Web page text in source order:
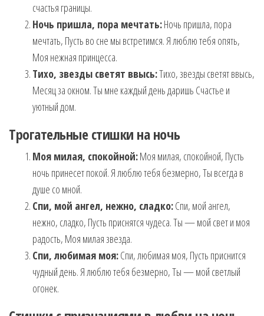
счастья границы.
Ночь пришла, пора мечтать:Ночь пришла, пора
мечтать, Пусть во сне мы встретимся. Я люблю тебя опять,
Моя нежная принцесса.
Тихо, звезды светят ввысь:Тихо, звезды светят ввысь,
Месяц за окном. Ты мне каждый день даришь Счастье и
уютный дом.
Трогательные стишки на ночь
Моя милая, спокойной:Моя милая, спокойной, Пусть
ночь принесет покой. Я люблю тебя безмерно, Ты всегда в
душе со мной.
Спи, мой ангел, нежно, сладко:Спи, мой ангел,
нежно, сладко, Пусть приснятся чудеса. Ты — мой свет и моя
радость, Моя милая звезда.
Спи, любимая моя:Спи, любимая моя, Пусть приснится
чудный день. Я люблю тебя безмерно, Ты — мой светлый
огонек.